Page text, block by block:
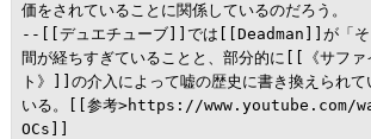
価をされていることに関係しているのだろう。
--[[デュエチューブ]]では[[Deadman]]が「そ
間が経ちすぎていることと、部分的に[[《サファ
ト》]]の介入によって嘘の歴史に書き換えられて
いる。[[参考>https://www.youtube.com/
OCs]]